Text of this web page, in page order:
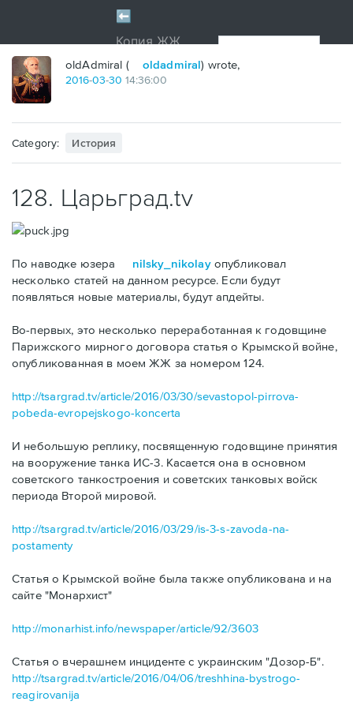
oldAdmiral ( oldadmiral) wrote,
2016-03-30 14:36:00
Category: История
128. Царьград.tv
По наводке юзера nilsky_nikolayопубликовал
несколько статей на данном ресурсе. Если будут
появляться новые материалы, будут апдейты.
Во-первых, это несколько переработанная к годовщине
Парижского мирного договора статья о Крымской войне,
опубликованная в моем ЖЖ за номером 124.
http://tsargrad.tv/article/2016/03/30/sevastopol-pirrova-
pobeda-evropejskogo-koncerta
И небольшую реплику, посвященную годовщине принятия
на вооружение танка ИС-3. Касается она в основном
советского танкостроения и советских танковых войск
периода Второй мировой.
http://tsargrad.tv/article/2016/03/29/is-3-s-zavoda-na-
postamenty
Статья о Крымской войне была также опубликована и на
сайте "Монархист"
http://monarhist.info/newspaper/article/92/3603
Статья о вчерашнем инциденте с украинским "Дозор-Б".
http://tsargrad.tv/article/2016/04/06/treshhina-bystrogo-
reagirovanija